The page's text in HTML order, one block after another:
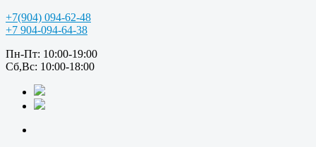
+7(904) 094-62-48
+7 904-094-64-38
Пн-Пт: 10:00-19:00
Сб,Вс: 10:00-18:00